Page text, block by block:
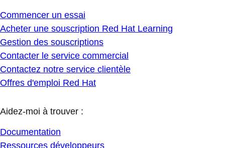
Commencer un essai
Acheter une souscription Red Hat Learning
Gestion des souscriptions
Contacter le service commercial
Contactez notre service clientèle
Offres d'emploi Red Hat
Aidez-moi à trouver :
Documentation
Ressources développeurs